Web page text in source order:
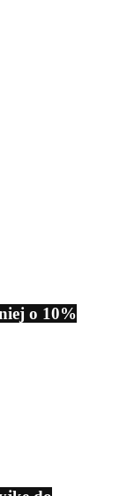
o 10%